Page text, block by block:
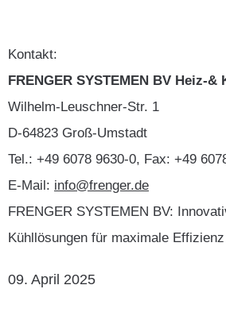
Kontakt:
FRENGER SYSTEMEN BV Heiz-
Wilhelm-Leuschner-Str. 1
D-64823 Groß-Umstadt
Tel.: +49 6078 9630-0, Fax: +49
E-Mail: info@frenger.de
FRENGER SYSTEMEN BV:
Kühllösungen für maximale Effizienz
09. April 2025